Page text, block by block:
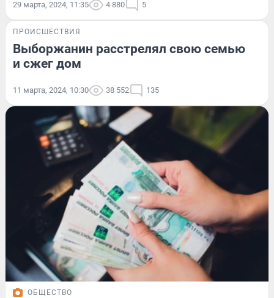
29 марта, 2024, 11:35 4 880 5
ПРОИСШЕСТВИЯ
Выборжанин расстрелял свою семью
и сжег дом
11 марта, 2024, 10:30 38 552 135
ОБЩЕСТВО